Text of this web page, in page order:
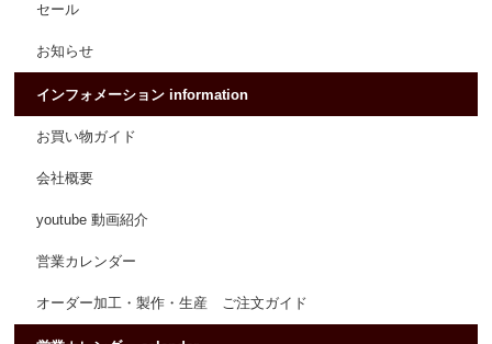
セール
お知らせ
インフォメーション information
お買い物ガイド
会社概要
youtube 動画紹介
営業カレンダー
オーダー加工・製作・生産 ご注文ガイド